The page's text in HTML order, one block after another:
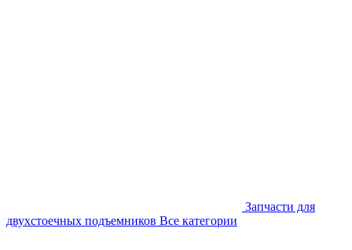
Запчасти для
двухстоечных подъемников Все категории